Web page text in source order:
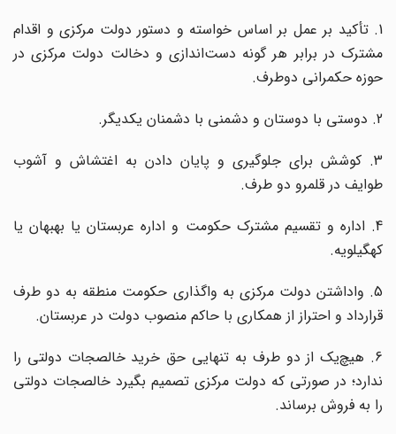
1. تأکید بر عمل بر اساس خواسته و دستور دولت مرکزی و اقدام
مشترک در برابر هر گونه دستاندازی و دخالت دولت مرکزی در
حوزه حکمرانی دوطرف.
3. کوشش برای جلوگیری و پایان دادن به اغتشاش و آشوب
طوایف در قلمرو دو طرف.
4. اداره و تقسیم مشترک حکومت و اداره عربستان یا بهبهان یا
کهگیلویه.
5. واداشتن دولت مرکزی به واگذاری حکومت منطقه به دو طرف
قرارداد و احتراز از همکاری با حاکم منصوب دولت در عربستان.
یک از دو طرف به تنهایی حق خرید خالصجات دولتی را
ندارد؛ در صورتی که دولت مرکزی تصمیم بگیرد خالصجات دولتی
را به فروش برساند.